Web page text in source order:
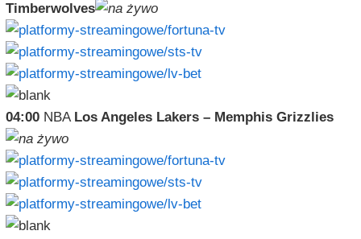
Timberwolves
04:00NBA Los Angeles Lakers – Memphis Grizzlies